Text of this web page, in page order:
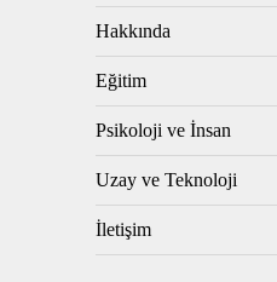
Hakkında
Eğitim
Psikoloji ve İnsan
Uzay ve Teknoloji
İletişim